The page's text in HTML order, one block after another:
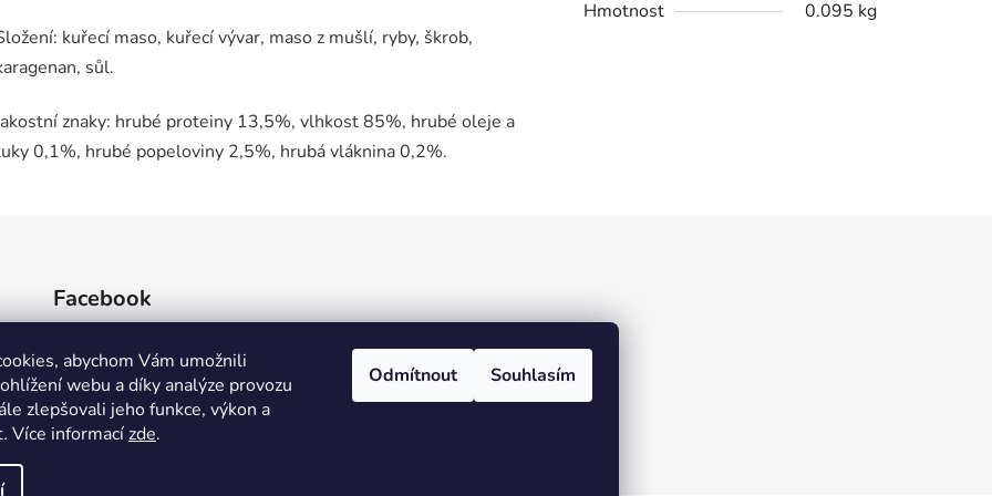
abychom Vám umožnili
webu a díky analýze provozu
zlepšovali jeho funkce, výkon a
. Více informacízde.
Odmítnout Souhlasím
kuřecí maso, kuřecí vývar, maso z mušlí, ryby, škrob,
sůl.
znaky: hrubé proteiny 13,5%, vlhkost 85%, hrubé oleje a
0,1%, hrubé popeloviny 2,5%, hrubá vláknina 0,2%.
Hmotnost
0.095 kg
Facebook